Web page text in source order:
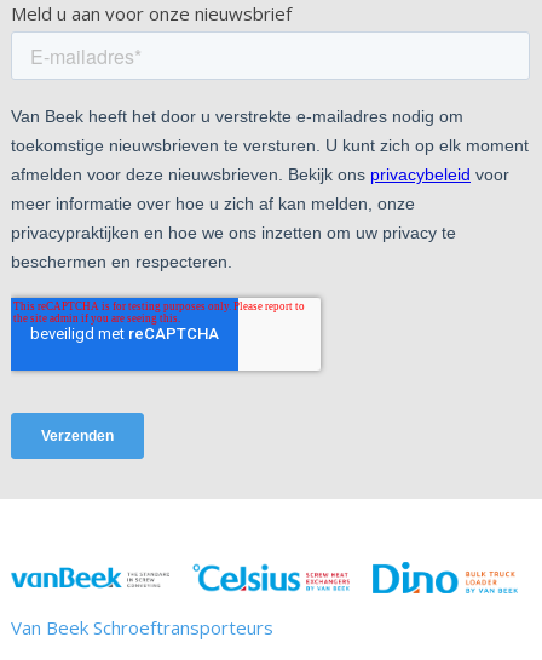
Meld u aan voor onze nieuwsbrief
Van Beek Schroeftransporteurs